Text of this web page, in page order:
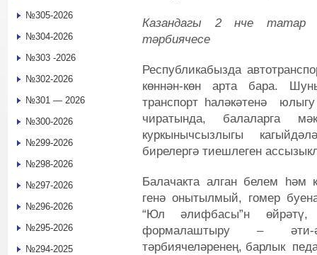
Казандагы 2 нче татар
тәрбиячесе
Республикабызда
көннән-көн арта бара.
транспорт һаләкәтенә
чиратында, балаларга
куркынычсызлыгы
бирелергә тиешлеген
Балачакта алган белем һәм
генә онытылмый, гомер
“Юл әлифбасы”н
формалаштыру – әти-
тәрбиячеләренең, барлык
№305-2026
№304-2026
№303 -2026
№302-2026
№301 — 2026
№300-2026
№299-2026
№298-2026
№297-2026
№296-2026
№295-2026
№294-2025